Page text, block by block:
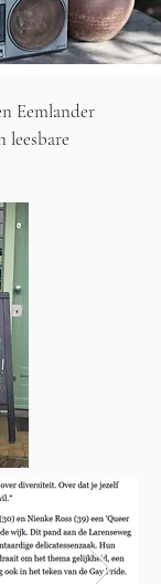
Eemlander
leesbare